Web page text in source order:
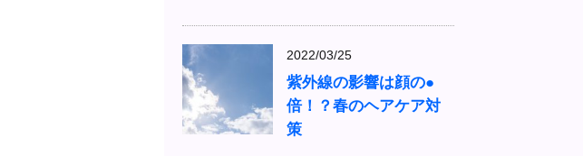
2022/03/25
紫外線の影響は顔の●
倍！？春のヘアケア対
策